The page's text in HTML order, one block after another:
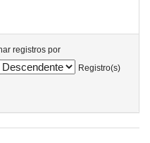
registros por
Registro(s)